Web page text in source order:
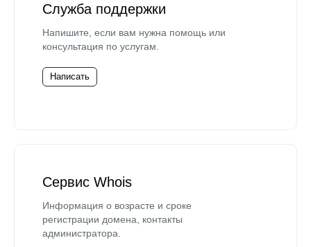
Служба поддержки
Напишите, если вам нужна помощь или
консультация по услугам.
Написать
Сервис Whois
Информация о возрасте и сроке
регистрации домена, контакты
администратора.